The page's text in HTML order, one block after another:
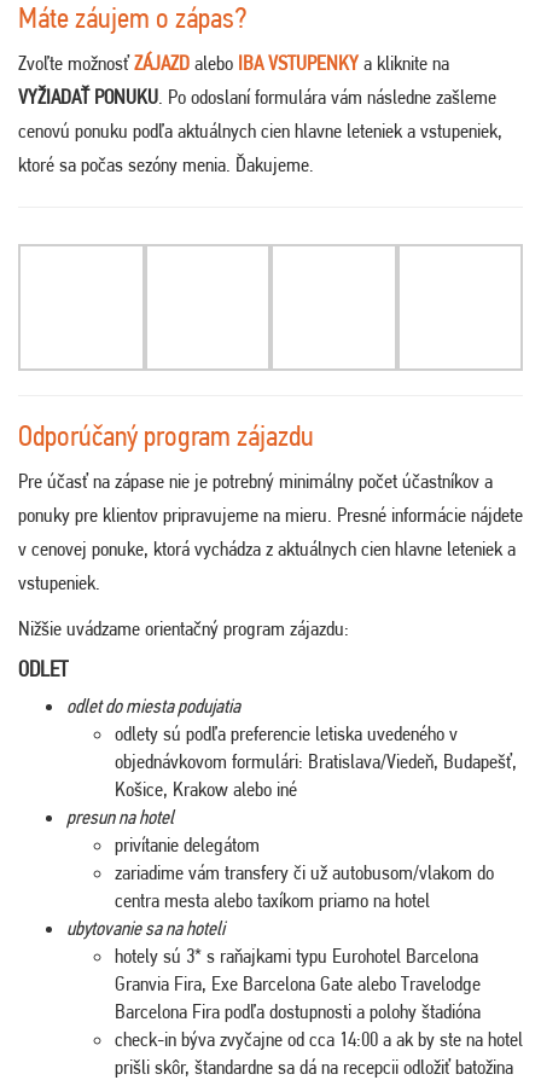
Máte záujem o zápas?
Zvoľte možnosťZÁJAZD alebo IBA VSTUPENKY a kliknite na
VYŽIADAŤ PONUKU. Po odoslaní formulára vám následne zašleme
cenovú ponuku podľa aktuálnych cien hlavne leteniek a vstupeniek,
ktoré sa počas sezóny menia. Ďakujeme.
Odporúčaný program zájazdu
Pre účasť na zápase nie je potrebný minimálny počet účastníkov a
ponuky pre klientov pripravujeme na mieru. Presné informácie nájdete
v cenovej ponuke, ktorá vychádza z aktuálnych cien hlavne leteniek a
vstupeniek.
Nižšie uvádzame orientačný program zájazdu:
ODLET
odlet do miesta podujatia
odlety sú podľa preferencie letiska uvedeného v
objednávkovom formulári: Bratislava/Viedeň, Budapešť,
Košice, Krakow alebo iné
presun na hotel
privítanie delegátom
zariadime vám transfery či už autobusom/vlakom do
centra mesta alebo taxíkom priamo na hotel
ubytovanie sa na hoteli
hotely sú 3* s raňajkami typu Eurohotel Barcelona
Granvia Fira, Exe Barcelona Gate alebo Travelodge
Barcelona Fira podľa dostupnosti a polohy štadióna
check-in býva zvyčajne od cca 14:00 a ak by ste na hotel
prišli skôr, štandardne sa dá na recepcii odložiť batožina